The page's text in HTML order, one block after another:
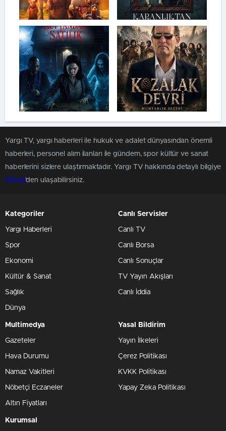
Yargı TV, yargı haberleri ile hukuk ve adalet dünyasından önemli
haberleri, personel alım ilanları ile gündem, spor kültür ve sanat
haberlerini sizlere ulaştırmaktadır. Yargı TV hakkında detaylı bilgiye
Künye'den ulaşabilirsiniz.
Kategoriler
Yargı Haberleri
Spor
Ekonomi
Kültür & Sanat
Sağlık
Dünya
Canlı Servisler
Canlı TV
Canlı Borsa
Canlı Sonuçlar
TV Yayın Akışları
Canlı İddia
Multimedya
Gazeteler
Hava Durumu
Namaz Vakitleri
Nöbetçi Eczaneler
Altın Fiyatları
Yasal Bildirim
Yayın İlkeleri
Çerez Politikası
KVKK Politikası
Yapay Zeka Politikası
Kurumsal